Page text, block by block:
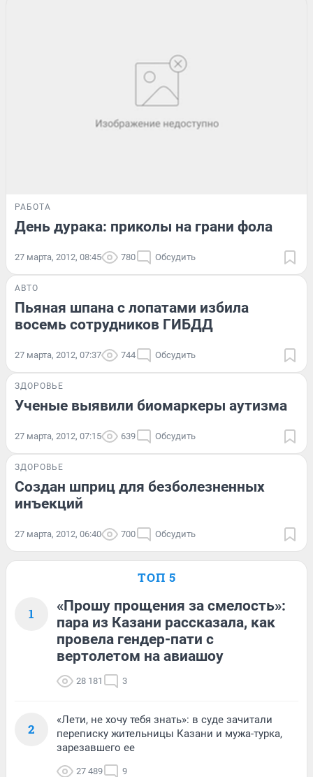
РАБОТА
День дурака: приколы на грани фола
27 марта, 2012, 08:45 780 Обсудить
АВТО
Пьяная шпана с лопатами избила
восемь сотрудников ГИБДД
27 марта, 2012, 07:37 744 Обсудить
ЗДОРОВЬЕ
Ученые выявили биомаркеры аутизма
27 марта, 2012, 07:15 639 Обсудить
ЗДОРОВЬЕ
Создан шприц для безболезненных
инъекций
27 марта, 2012, 06:40 700 Обсудить
ТОП 5
1
«Прошу прощения за смелость»:
пара из Казани рассказала, как
провела гендер-пати с
вертолетом на авиашоу
28 181 3
2
«Лети, не хочу тебя знать»: в суде зачитали
переписку жительницы Казани и мужа-турка,
зарезавшего ее
27 489 9